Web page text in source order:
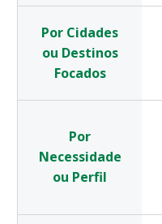
Por Cidades
ou Destinos
Focados
Por
Necessidade
ou Perfil